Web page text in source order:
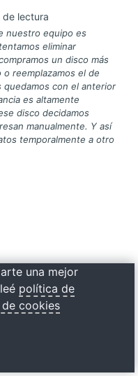
de lectura
nuestro equipo es
eliminar
un disco más
reemplazamos el de
con el anterior
es altamente
disco decidamos
manualmente. Y así
temporalmente a otro
una mejor
política de
cookies